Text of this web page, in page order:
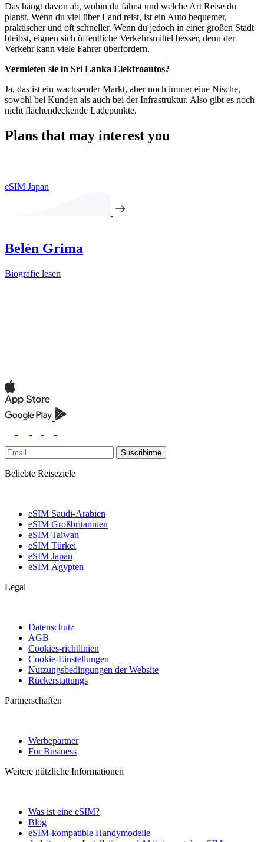
Das hängt davon ab, wohin du fährst und welche Art Reise du
planst. Wenn du viel über Land reist, ist ein Auto bequemer,
praktischer und oft schneller. Wenn du jedoch in einer großen Stadt
bleibst, eignen sich öffentliche Verkehrsmittel besser, denn der
Verkehr kann viele Fahrer überfordern.
Vermieten sie in Sri Lanka Elektroautos?
Ja, das ist ein wachsender Markt, aber noch immer eine Nische,
sowohl bei Kunden als auch bei der Infrastruktur. Also gibt es noch
nicht flächendeckende Ladepunkte.
Plans that may interest you
eSIM Japan
Belén Grima
Biografie lesen
Suscribirme
Beliebte Reiseziele
eSIM Saudi-Arabien
eSIM Großbritannien
eSIM Taiwan
eSIM Türkei
eSIM Japan
eSIM Ägypten
Legal
Datenschutz
AGB
Cookies-richtlinien
Cookie-Einstellungen
Nutzungsbedingungen der Website
Rückerstattungs
Partnerschaften
Werbepartner
For Business
Weitere nützliche Informationen
Was ist eine eSIM?
Blog
eSIM-kompatible Handymodelle